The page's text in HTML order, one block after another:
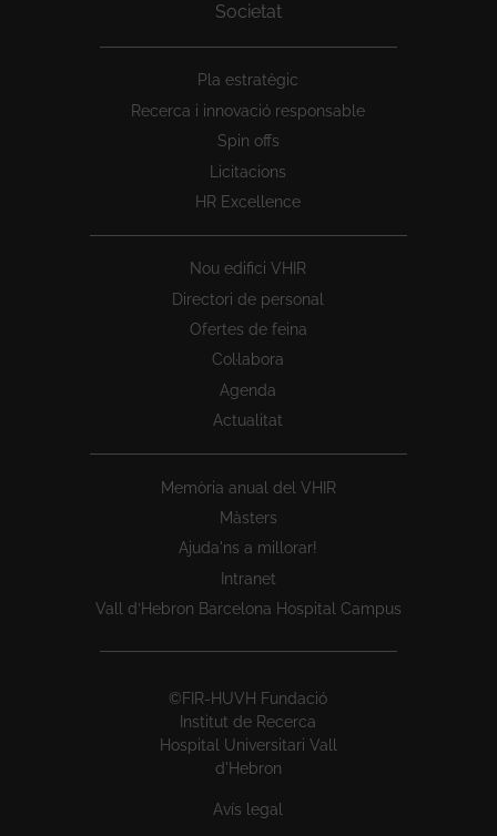
Societat
Pla estratègic
Recerca i innovació responsable
Spin offs
Licitacions
HR Excellence
Nou edifici VHIR
Directori de personal
Ofertes de feina
Col·labora
Agenda
Actualitat
Memòria anual del VHIR
Màsters
Ajuda'ns a millorar!
Intranet
Vall d’Hebron Barcelona Hospital Campus
©FIR-HUVH Fundació
Institut de Recerca
Hospital Universitari Vall
d'Hebron
Avís legal